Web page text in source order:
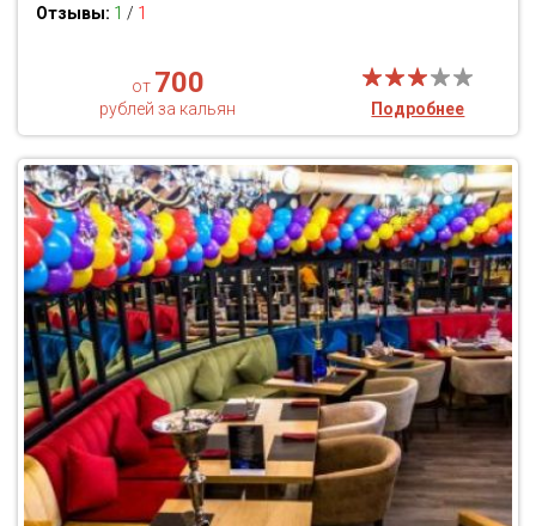
Отзывы: 1 / 1
от 700
рублей за кальян Подробнее